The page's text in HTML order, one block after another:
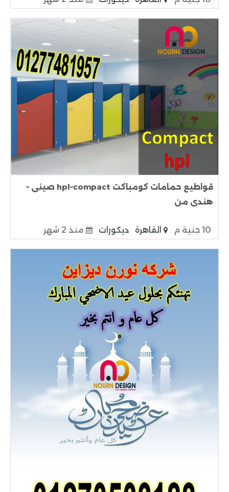
قواطيع حمامات كومباكت hpl–compact صينى –
هندى من
10 جنية م القاهرة ديكورات منذ 2 شهر